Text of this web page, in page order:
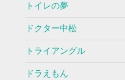
トイレの夢
ドクター中松
トライアングル
ドラえもん